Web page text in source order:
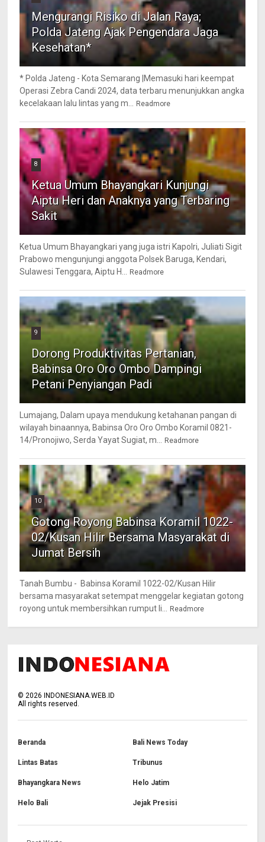
Mengurangi Risiko di Jalan Raya;
Polda Jateng Ajak Pengendara Jaga
Kesehatan*
* Polda Jateng - Kota Semarang |Memasuki hari keempat
Operasi Zebra Candi 2024, data terbaru menunjukkan angka
kecelakaan lalu lintas yang m...
Readmore
8
Ketua Umum Bhayangkari Kunjungi
Aiptu Heri dan Anaknya yang Terbaring
Sakit
Ketua Umum Bhayangkari yang juga istri Kapolri, Juliati Sigit
Prabowo mengunjungi anggota Polsek Baruga, Kendari,
Sulawesi Tenggara, Aiptu H...
Readmore
9
Dorong Produktivitas Pertanian,
Babinsa Oro Oro Ombo Dampingi
Petani Penyiangan Padi
Lumajang, Dalam upaya mendukung ketahanan pangan di
wilayah binaannya, Babinsa Oro Oro Ombo Koramil 0821-
14/Pronojiwo, Serda Yayat Sugiat, m...
Readmore
10
Gotong Royong Babinsa Koramil 1022-
02/Kusan Hilir Bersama Masyarakat di
Jumat Bersih
Tanah Bumbu - Babinsa Koramil 1022-02/Kusan Hilir
bersama masyarakat setempat menggelar kegiatan gotong
royong untuk membersihkan rumput li...
Readmore
©2026 INDONESIANA.WEB.ID
All rights reserved.
Beranda Bali News Today
Lintas Batas Tribunus
Bhayangkara News Helo Jatim
Helo Bali Jejak Presisi